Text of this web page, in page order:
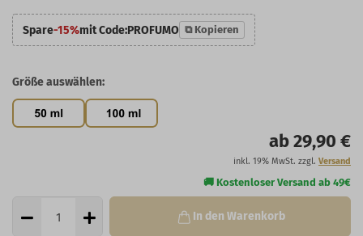
Spare-15%mit Code:PROFUMO ⧉ Kopieren
Größe auswählen:
ab 29,90 €
inkl. 19% MwSt. zzgl. Versand
In den Warenkorb